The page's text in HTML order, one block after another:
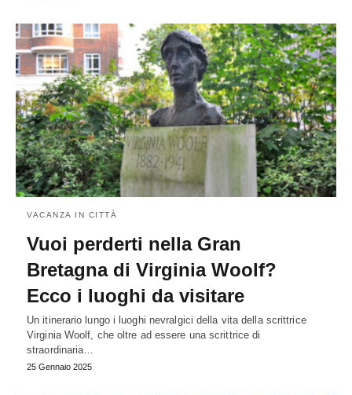
VACANZA IN CITTÀ
Vuoi perderti nella Gran
Bretagna di Virginia Woolf?
Ecco i luoghi da visitare
Un itinerario lungo i luoghi nevralgici della vita della scrittrice
Virginia Woolf, che oltre ad essere una scrittrice di
straordinaria…
25 Gennaio 2025